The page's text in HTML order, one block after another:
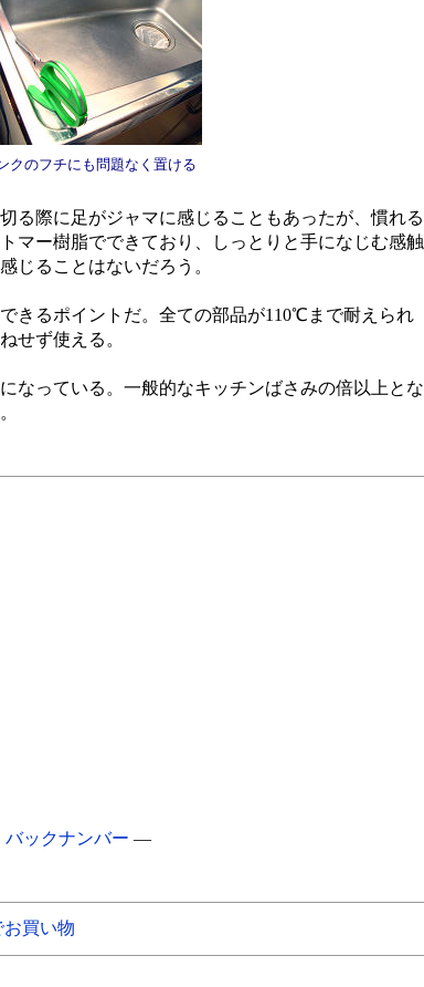
クのフチにも問題なく置ける
際に足がジャマに感じることもあったが、慣れる
マー樹脂でできており、しっとりと手になじむ感触
じることはないだろう。
きるポイントだ。全ての部品が110℃まで耐えられ
せず使える。
なっている。一般的なキッチンばさみの倍以上とな
ックナンバー ―
お買い物